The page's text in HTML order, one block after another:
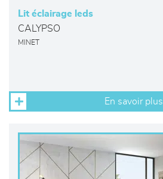
Lit éclairage leds
CALYPSO
MINET
En savoir plus